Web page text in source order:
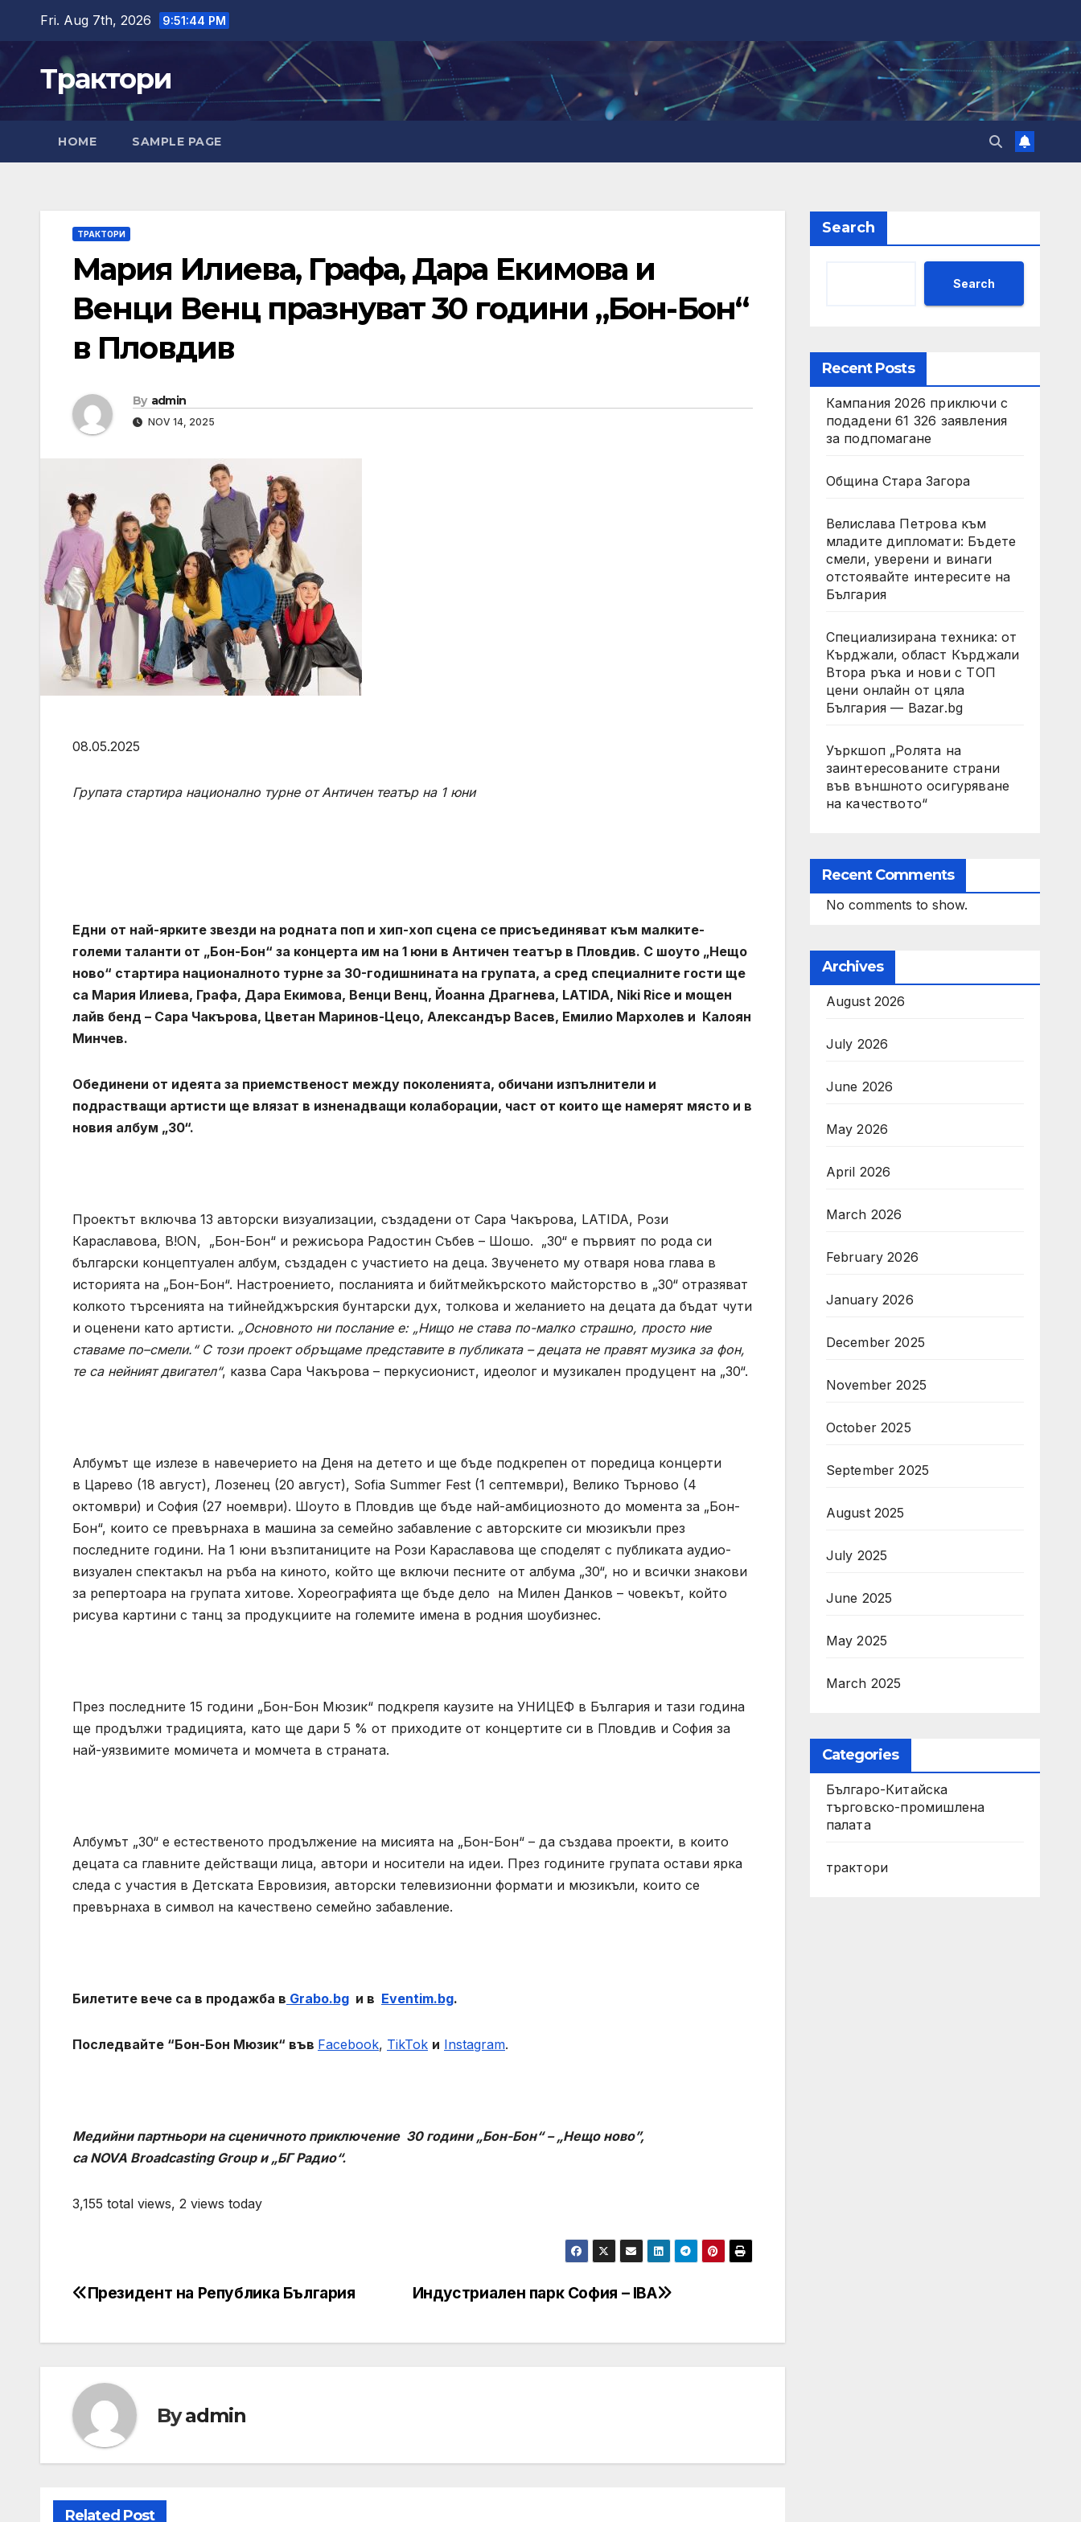
content
Fri. Aug 7th, 2026 9:51:45 PM
Трактори
HOME SAMPLE PAGE
ТРАКТОРИ
Мария Илиева, Графа, Дара Екимова и
Венци Венц празнуват 30 години „Бон-Бон“
в Пловдив
By admin
NOV 14, 2025
08.05.2025
Групата стартира национално турне от Античен театър на 1 юни
Едни от най-ярките звезди на родната поп и хип-хоп сцена се присъединяват към малките-
големи таланти от „Бон-Бон“ за концерта им на 1 юни в Античен театър в Пловдив. С шоуто „Нещо
ново“ стартира националното турне за 30-годишнината на групата, а сред специалните гости ще
са Мария Илиева, Графа, Дара Екимова, Венци Венц, Йоанна Драгнева, LATIDA, Niki Rice и мощен
лайв бенд – Сара Чакърова, Цветан Маринов-Цецо, Александър Васев, Емилио Мархолев и Калоян
Минчев.
Обединени от идеята за приемственост между поколенията, обичани изпълнители и
подрастващи артисти ще влязат в изненадващи колаборации, част от които ще намерят място и в
новия албум „30“.
Проектът включва 13 авторски визуализации, създадени от Сара Чакърова, LATIDA, Рози
Караславова, B!ON, „Бон-Бон“ и режисьора Радостин Събев – Шошо. „30“ е първият по рода си
български концептуален албум, създаден с участието на деца. Звученето му отваря нова глава в
историята на „Бон-Бон“. Настроението, посланията и бийтмейкърското майсторство в „30“ отразяват
колкото търсенията на тийнейджърския бунтарски дух, толкова и желанието на децата да бъдат чути
и оценени като артисти. „Основното ни послание е: „Нищо не става по-малко страшно, просто ние
ставаме по–смели.“С този проект обръщаме представите в публиката– децата не правят музика за фон,
те са нейният двигател“, казва Сара Чакърова – перкусионист, идеолог и музикален продуцент на „30“.
Албумът ще излезе в навечерието на Деня на детето и ще бъде подкрепен от поредица концерти
в Царево (18 август), Лозенец (20 август), Sofia Summer Fest (1 септември), Велико Търново (4
октомври) и София (27 ноември). Шоуто в Пловдив ще бъде най-амбициозното до момента за „Бон-
Бон“, които се превърнаха в машина за семейно забавление с авторските си мюзикъли през
последните години. На 1 юни възпитаниците на Рози Караславова ще споделят с публиката аудио-
визуален спектакъл на ръба на киното, който ще включи песните от албума „30“, но и всички знакови
за репертоара на групата хитове. Хореографията ще бъде дело на Милен Данков – човекът, който
рисува картини с танц за продукциите на големите имена в родния шоубизнес.
През последните 15 години „Бон-Бон Мюзик“ подкрепя каузите на УНИЦЕФ в България и тази година
ще продължи традицията, като ще дари 5 % от приходите от концертите си в Пловдив и София за
най-уязвимите момичета и момчета в страната.
Албумът „30“ е естественото продължение на мисията на „Бон-Бон“ – да създава проекти, в които
децата са главните действащи лица, автори и носители на идеи. През годините групата остави ярка
следа с участия в Детската Евровизия, авторски телевизионни формати и мюзикъли, които се
превърнаха в символ на качествено семейно забавление.
Билетите вече са в продажба в Grabo.bg и в Eventim.bg.
Последвайте “Бон-Бон Мюзик“ във Facebook, TikTok и Instagram.
Медийни партньори насценичнотоприключение 30 години „Бон-Бон“ – „Нещо ново”,
саNOVA Broadcasting Group и „БГ Радио“.
3,155 total views, 2 views today
Post
Индустриален парк София – IBA
Президент на Република България
Byadmin
Related Post
Search
Search
Recent Posts
Кампания 2026 приключи с
подадени 61 326 заявления
за подпомагане
Община Стара Загора
Велислава Петрова към
младите дипломати: Бъдете
смели, уверени и винаги
отстоявайте интересите на
България
Специализирана техника: от
Кърджали, област Кърджали
Втора ръка и нови с ТОП
цени онлайн от цяла
България — Bazar.bg
Уъркшоп „Ролята на
заинтересованите страни
във външното осигуряване
на качеството“
Recent Comments
No comments to show.
Archives
August 2026
July 2026
June 2026
May 2026
April 2026
March 2026
February 2026
January 2026
December 2025
November 2025
October 2025
September 2025
August 2025
July 2025
June 2025
May 2025
March 2025
Categories
Българо-Китайска
търговско-промишлена
палата
трактори